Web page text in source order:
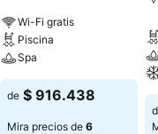
Wi-Fi gratis
Piscina
Spa
de $ 916.438
Mira precios de 6